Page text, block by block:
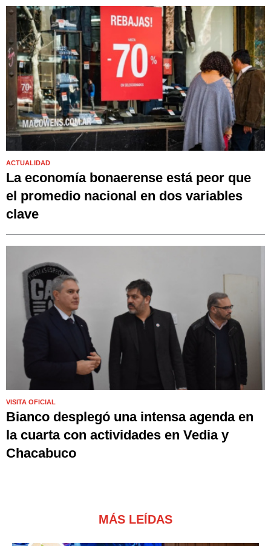
ACTUALIDAD
La economía bonaerense está peor que
el promedio nacional en dos variables
clave
VISITA OFICIAL
Bianco desplegó una intensa agenda en
la cuarta con actividades en Vedia y
Chacabuco
MÁS LEÍDAS